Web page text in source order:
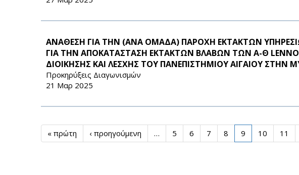
ΑΝΑΘΕΣΗ ΓΙΑ ΤΗΝ (ΑΝΑ ΟΜΑΔΑ) ΠΑΡΟΧΗ ΕΚΤΑΚΤΩΝ
ΓΙΑ ΤΗΝ ΑΠΟΚΑΤΑΣΤΑΣΗ ΕΚΤΑΚΤΩΝ ΒΛΑΒΩΝ ΤΩΝ Α-Θ
ΔΙΟΙΚΗΣΗΣ ΚΑΙ ΛΕΣΧΗΣ ΤΟΥ ΠΑΝΕΠΙΣΤΗΜΙΟΥ ΑΙΓΑΙΟΥ ΣΤΗΝ
Προκηρύξεις Διαγωνισμών
21 Μαρ 2025
« πρώτη ‹ προηγούμενη … 5 6 7 8 9 10 11